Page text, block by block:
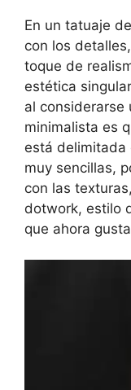
En un tatuaje de
con los
toque de
estética
al considerarse
minimalista es
está delimitada
muy sencillas,
con las
dotwork, estilo
que ahora